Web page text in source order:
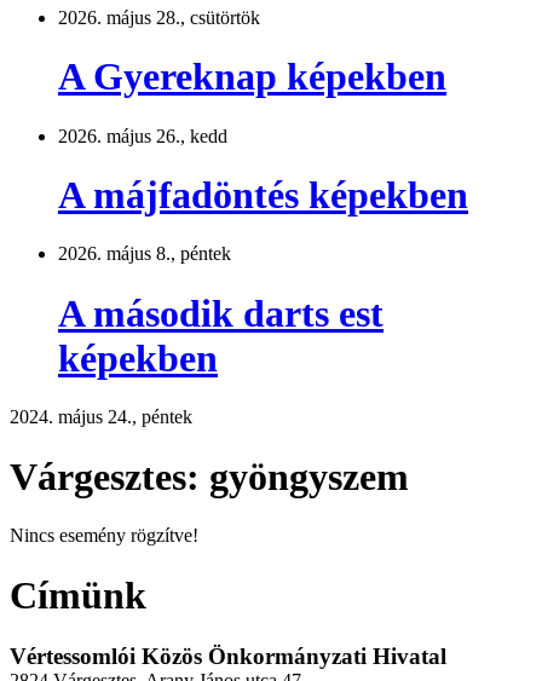
2026. május 28., csütörtök
A Gyereknap képekben
2026. május 26., kedd
A májfadöntés képekben
2026. május 8., péntek
A második darts est
képekben
2024. május 24., péntek
Várgesztes: gyöngyszem
Nincs esemény rögzítve!
Címünk
Vértessomlói Közös Önkormányzati Hivatal